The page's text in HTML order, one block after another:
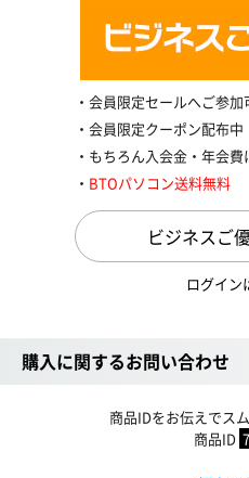
会員限定セールへご参加
会員限定クーポン配布中
もちろん入会金・年会費
BTOパソコン送料無料
ビジネスご
ログイン
購入に関するお問い合わせ
商品IDをお伝えでス
商品ID